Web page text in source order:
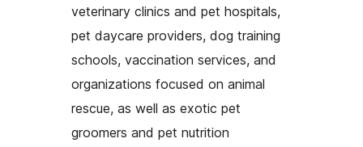
veterinary clinics and pet hospitals,
pet daycare providers, dog training
schools, vaccination services, and
organizations focused on animal
rescue, as well as exotic pet
groomers and pet nutrition